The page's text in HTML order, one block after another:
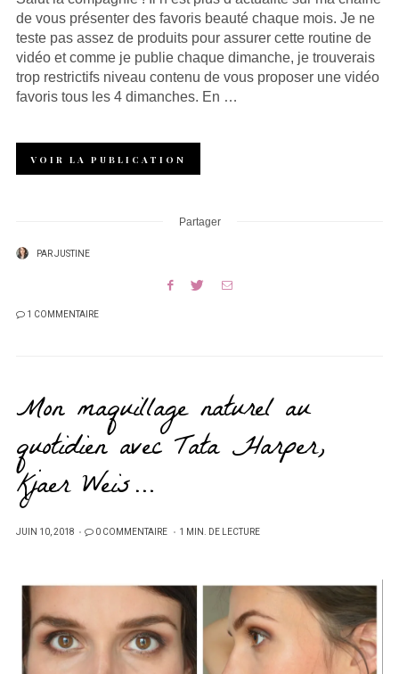
de vous présenter des favoris beauté chaque mois. Je ne
teste pas assez de produits pour assurer cette routine de
vidéo et comme je publie chaque dimanche, je trouverais
trop restrictifs niveau contenu de vous proposer une vidéo
favoris tous les 4 dimanches. En …
VOIR LA PUBLICATION
Partager
PARJUSTINE
1 COMMENTAIRE
Mon maquillage naturel au
quotidien avec Tata Harper,
Kjaer Weis…
PUBLIÉ
JUIN 10, 2018 0 COMMENTAIRE 1 MIN. DE LECTURE